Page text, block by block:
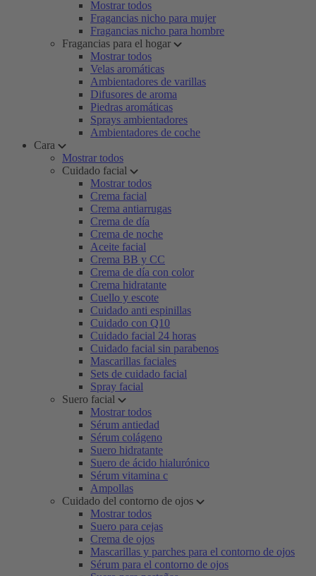
Mostrar todos
Fragancias nicho para mujer
Fragancias nicho para hombre
Fragancias para el hogar
Mostrar todos
Velas aromáticas
Ambientadores de varillas
Difusores de aroma
Piedras aromáticas
Sprays ambientadores
Ambientadores de coche
Cara
Mostrar todos
Cuidado facial
Mostrar todos
Crema facial
Crema antiarrugas
Crema de día
Crema de noche
Aceite facial
Crema BB y CC
Crema de día con color
Crema hidratante
Cuello y escote
Cuidado anti espinillas
Cuidado con Q10
Cuidado facial 24 horas
Cuidado facial sin parabenos
Mascarillas faciales
Sets de cuidado facial
Spray facial
Suero facial
Mostrar todos
Sérum antiedad
Sérum colágeno
Suero hidratante
Suero de ácido hialurónico
Sérum vitamina c
Ampollas
Cuidado del contorno de ojos
Mostrar todos
Suero para cejas
Crema de ojos
Mascarillas y parches para el contorno de ojos
Sérum para el contorno de ojos